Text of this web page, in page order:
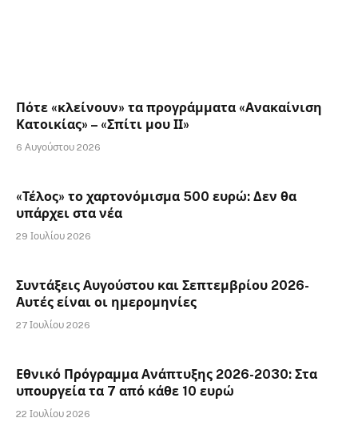
Πότε «κλείνουν» τα προγράμματα «Ανακαίνιση
Κατοικίας» – «Σπίτι μου ΙΙ»
6 Αυγούστου 2026
«Τέλος» το χαρτονόμισμα 500 ευρώ: Δεν θα
υπάρχει στα νέα
29 Ιουλίου 2026
Συντάξεις Αυγούστου και Σεπτεμβρίου 2026-
Αυτές είναι οι ημερομηνίες
27 Ιουλίου 2026
Εθνικό Πρόγραμμα Ανάπτυξης 2026-2030: Στα
υπουργεία τα 7 από κάθε 10 ευρώ
22 Ιουλίου 2026